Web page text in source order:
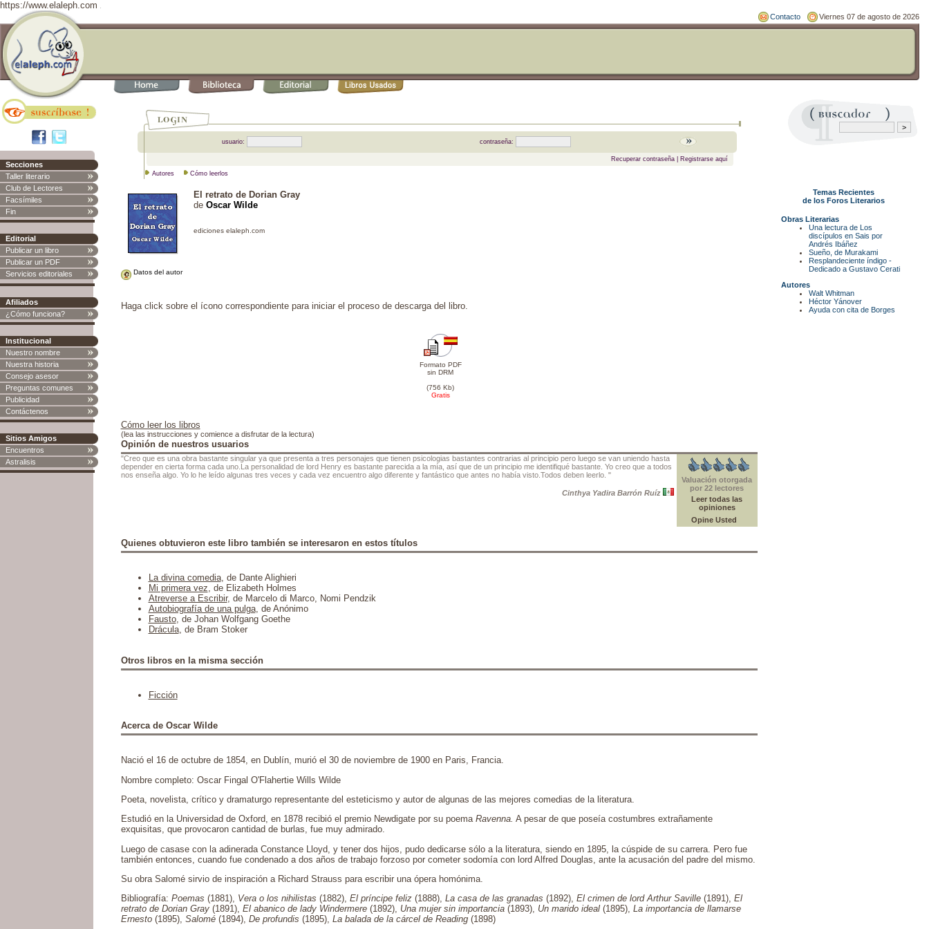
https://www.elaleph.com
Contacto Viernes 07 de agosto de 2026
Secciones
Taller literario
Club de Lectores
Facsímiles
Fin
Editorial
Publicar un libro
Publicar un PDF
Servicios editoriales
Afiliados
¿Cómo funciona?
Institucional
Nuestro nombre
Nuestra historia
Consejo asesor
Preguntas comunes
Publicidad
Contáctenos
Sitios Amigos
Encuentros
Astralisis
usuario: contraseña:
Recuperar contraseña| Registrarse aquí
Autores Cómo leerlos
El retrato de Dorian Gray
de Oscar Wilde
ediciones elaleph.com
Datos del autor
Haga click sobre el ícono correspondiente para iniciar el proceso de descarga del libro.
Formato PDF
sin DRM
(756 Kb)
Gratis
Cómo leer los libros
(lea las instrucciones y comience a disfrutar de la lectura)
Opinión de nuestros usuarios
"Creo que es una obra bastante singular ya que presenta a tres personajes que tienen psicologias bastantes contrarias al principio pero luego se van uniendo hasta
depender en cierta forma cada uno.La personalidad de lord Henry es bastante parecida a la mía, así que de un principio me identifiqué bastante. Yo creo que a todos
nos enseña algo. Yo lo he leído algunas tres veces y cada vez encuentro algo diferente y fantástico que antes no había visto.Todos deben leerlo. "
Cinthya Yadira Barrón Ruíz
Valuación otorgada
por 22 lectores
Leer todas las
opiniones
Opine Usted
Quienes obtuvieron este libro también se interesaron en estos títulos
La divina comedia, de Dante Alighieri
Mi primera vez, de Elizabeth Holmes
Atreverse a Escribir, de Marcelo di Marco, Nomi Pendzik
Autobiografía de una pulga, de Anónimo
Fausto, de Johan Wolfgang Goethe
Drácula, de Bram Stoker
Otros libros en la misma sección
Ficción
Acerca de Oscar Wilde
Nació el 16 de octubre de 1854, en Dublín, murió el 30 de noviembre de 1900 en Paris, Francia.
Nombre completo: Oscar Fingal O'Flahertie Wills Wilde
Poeta, novelista, crítico y dramaturgo representante del esteticismo y autor de algunas de las mejores comedias de la literatura.
Estudió en la Universidad de Oxford, en 1878 recibió el premio Newdigate por su poema Ravenna. A pesar de que poseía costumbres extrañamente
exquisitas, que provocaron cantidad de burlas, fue muy admirado.
Luego de casase con la adinerada Constance Lloyd, y tener dos hijos, pudo dedicarse sólo a la literatura, siendo en 1895, la cúspide de su carrera. Pero fue
también entonces, cuando fue condenado a dos años de trabajo forzoso por cometer sodomía con lord Alfred Douglas, ante la acusación del padre del mismo.
Su obra Salomé sirvio de inspiración a Richard Strauss para escribir una ópera homónima.
Bibliografía: Poemas (1881), Vera o los nihilistas (1882), El príncipe feliz(1888), La casa de las granadas (1892), El crimen de lord Arthur Saville(1891), El
retrato de Dorian Gray(1891), El abanico de lady Windermere(1892), Una mujer sin importancia(1893), Un marido ideal (1895), La importancia de llamarse
Ernesto(1895), Salomé(1894), De profundis (1895), La balada de la cárcel de Reading(1898)
Temas Recientes
de los Foros Literarios
Obras Literarias
Una lectura de Los
discípulos en Sais por
Andrés Ibáñez
Sueño, de Murakami
Resplandeciente índigo -
Dedicado a Gustavo Cerati
Autores
Walt Whitman
Héctor Yánover
Ayuda con cita de Borges